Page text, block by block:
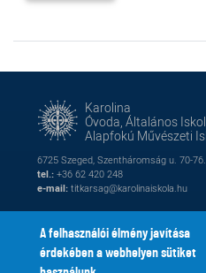
Karolina
Óvoda, Általános
Alapfokú Művészeti
6725 Szeged, Szentháromság u. 70-76.
tel.: +36 62 420 248
e-mail: titkarsag@karolinaiskola.hu
A felhasználói élmény javítása
érdekében a webhelyen sütiket